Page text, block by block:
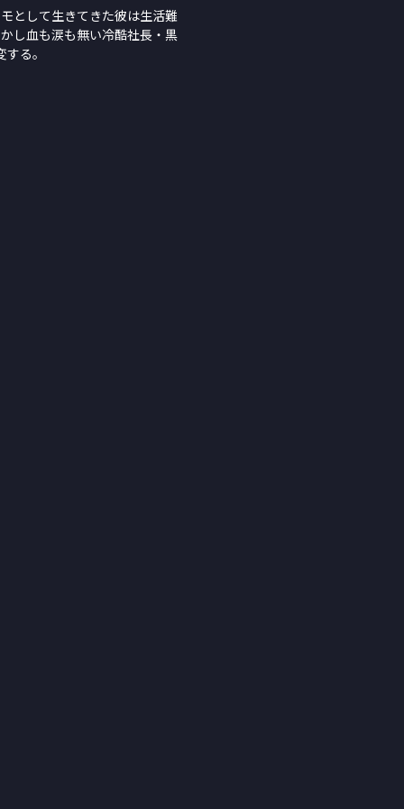
として生きてきた彼は生活難
し血も涙も無い冷酷社長・黒
る。